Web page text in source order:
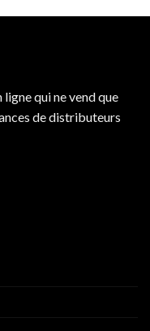
qui ne vend que
de distributeurs